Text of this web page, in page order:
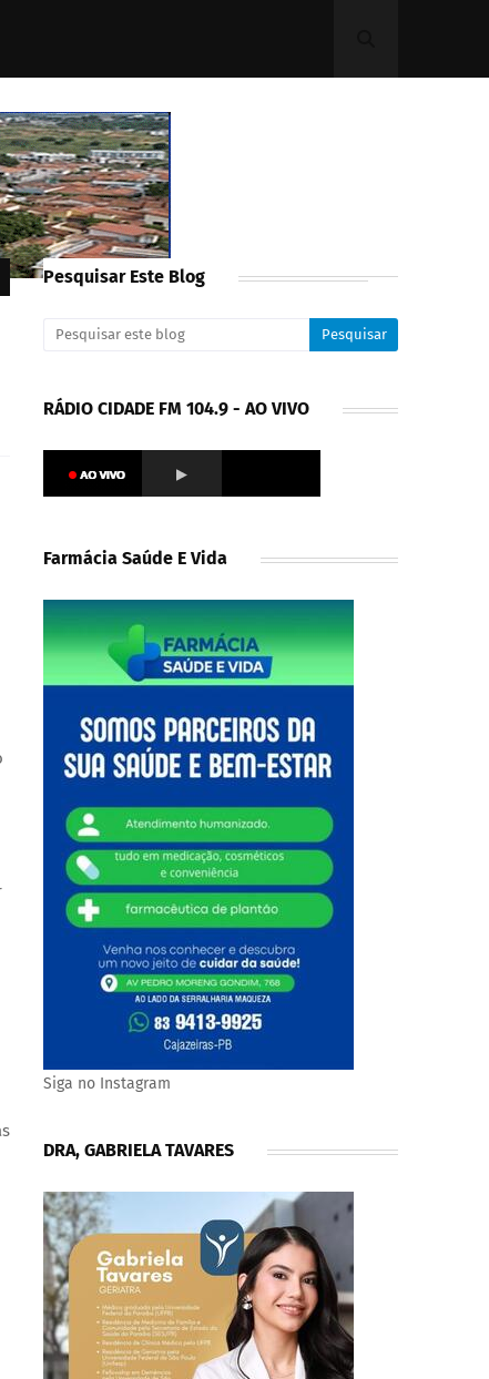
Pesquisar Este Blog
RÁDIO CIDADE FM 104.9 - AO VIVO
Farmácia Saúde E Vida
Siga no Instagram
DRA, GABRIELA TAVARES